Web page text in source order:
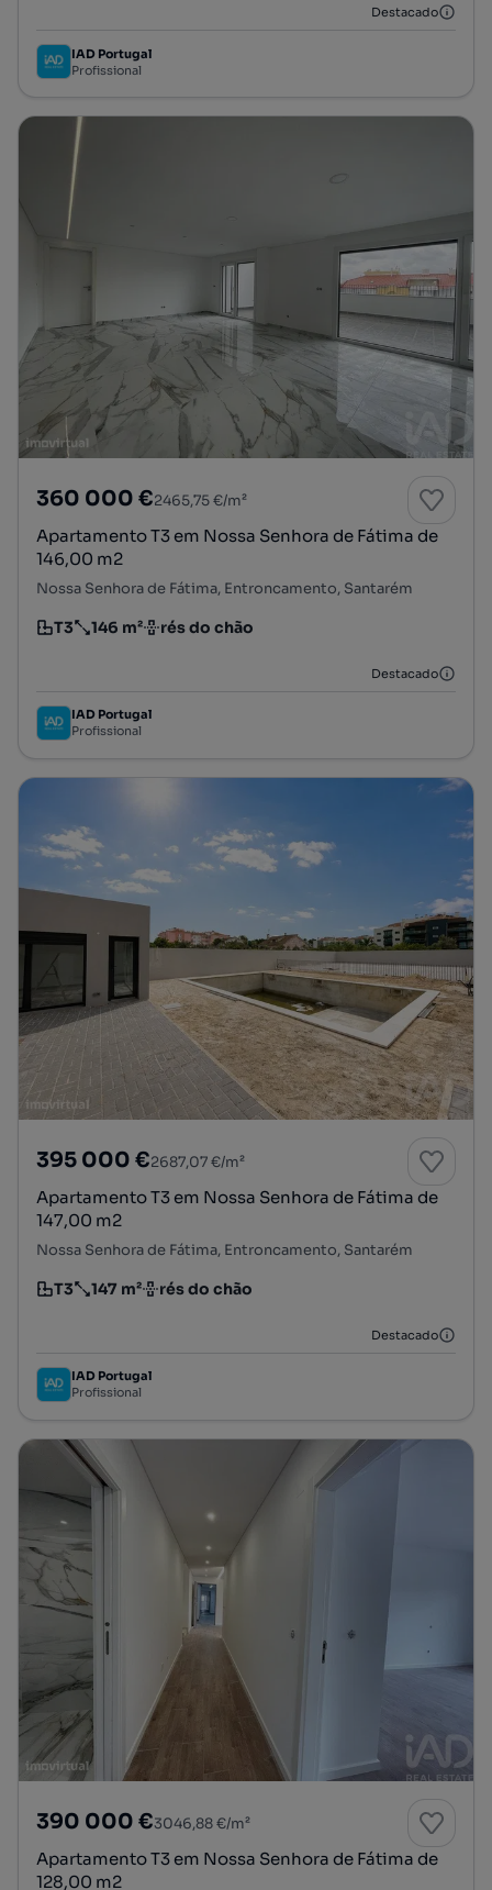
Destacado
IAD Portugal
Profissional
360 000 €2465,75 €/m²
Apartamento T3 em Nossa Senhora de Fátima de
146,00 m2
Nossa Senhora de Fátima, Entroncamento, Santarém
Tipologia
T3
Preço por metro quadrado
146 m²
Andar rés do chão
Destacado
IAD Portugal
Profissional
395 000 €2687,07 €/m²
Apartamento T3 em Nossa Senhora de Fátima de
147,00 m2
Nossa Senhora de Fátima, Entroncamento, Santarém
Tipologia
T3
Preço por metro quadrado
147 m²
Andar rés do chão
Destacado
IAD Portugal
Profissional
390 000 €3046,88 €/m²
Apartamento T3 em Nossa Senhora de Fátima de
128,00 m2